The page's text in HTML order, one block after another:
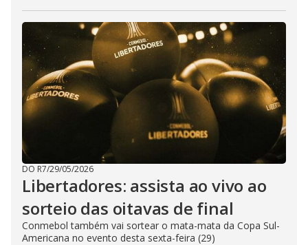
DO R7/29/05/2026
Libertadores: assista ao vivo ao
sorteio das oitavas de final
Conmebol também vai sortear o mata-mata da Copa Sul-
Americana no evento desta sexta-feira (29)